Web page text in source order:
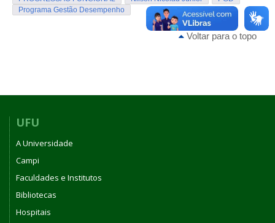
Programa Gestão Desempenho
Voltar para o topo
UFU
A Universidade
Campi
Faculdades e Institutos
Bibliotecas
Hospitais